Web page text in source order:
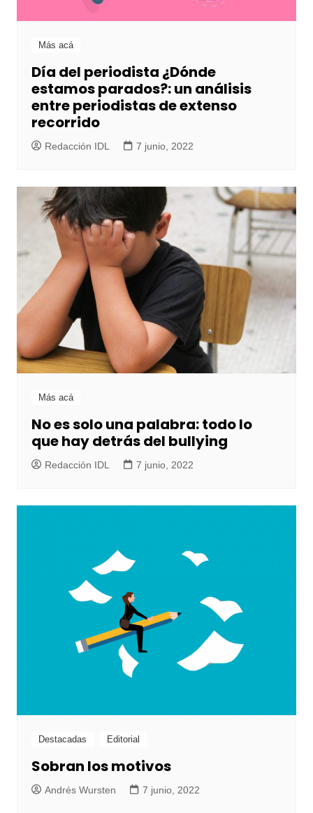
Más acá
Día del periodista ¿Dónde
estamos parados?: un análisis
entre periodistas de extenso
recorrido
Redacción IDL 7 junio, 2022
Más acá
No es solo una palabra: todo lo
que hay detrás del bullying
Redacción IDL 7 junio, 2022
Destacadas Editorial
Sobran los motivos
Andrés Wursten 7 junio, 2022